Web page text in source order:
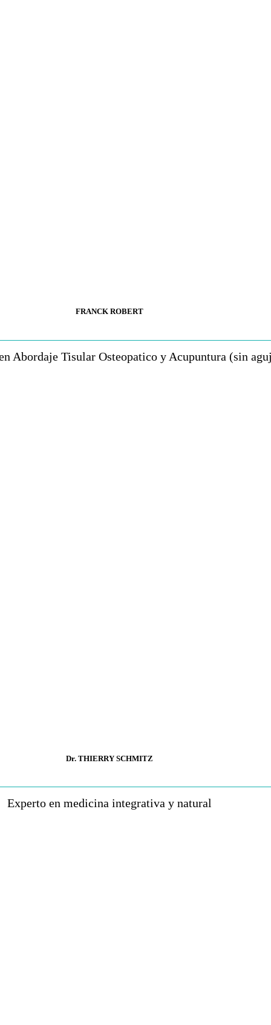
FRANCK ROBERT
Abordaje Tisular Osteopatico y Acupuntura (sin
Dr. THIERRY SCHMITZ
Experto en medicina integrativa y natural